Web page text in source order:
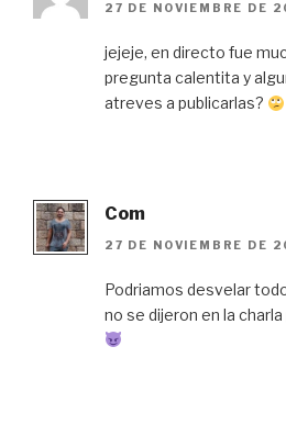
27 DE NOVIEMBRE DE
jejeje, en directo fue
pregunta calentita y
atreves a publicarlas?
Com
27 DE NOVIEMBRE DE
Podriamos desvelar
no se dijeron en la